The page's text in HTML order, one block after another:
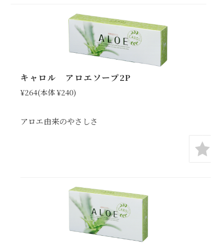
キャロル アロエソープ2P
¥264(本体 ¥240)
アロエ由来のやさしさ